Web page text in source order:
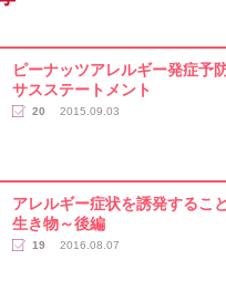
ピーナッツアレルギー発症予
サスステートメント
20 2015.09.03
アレルギー症状を誘発するこ
生き物～後編
19 2016.08.07